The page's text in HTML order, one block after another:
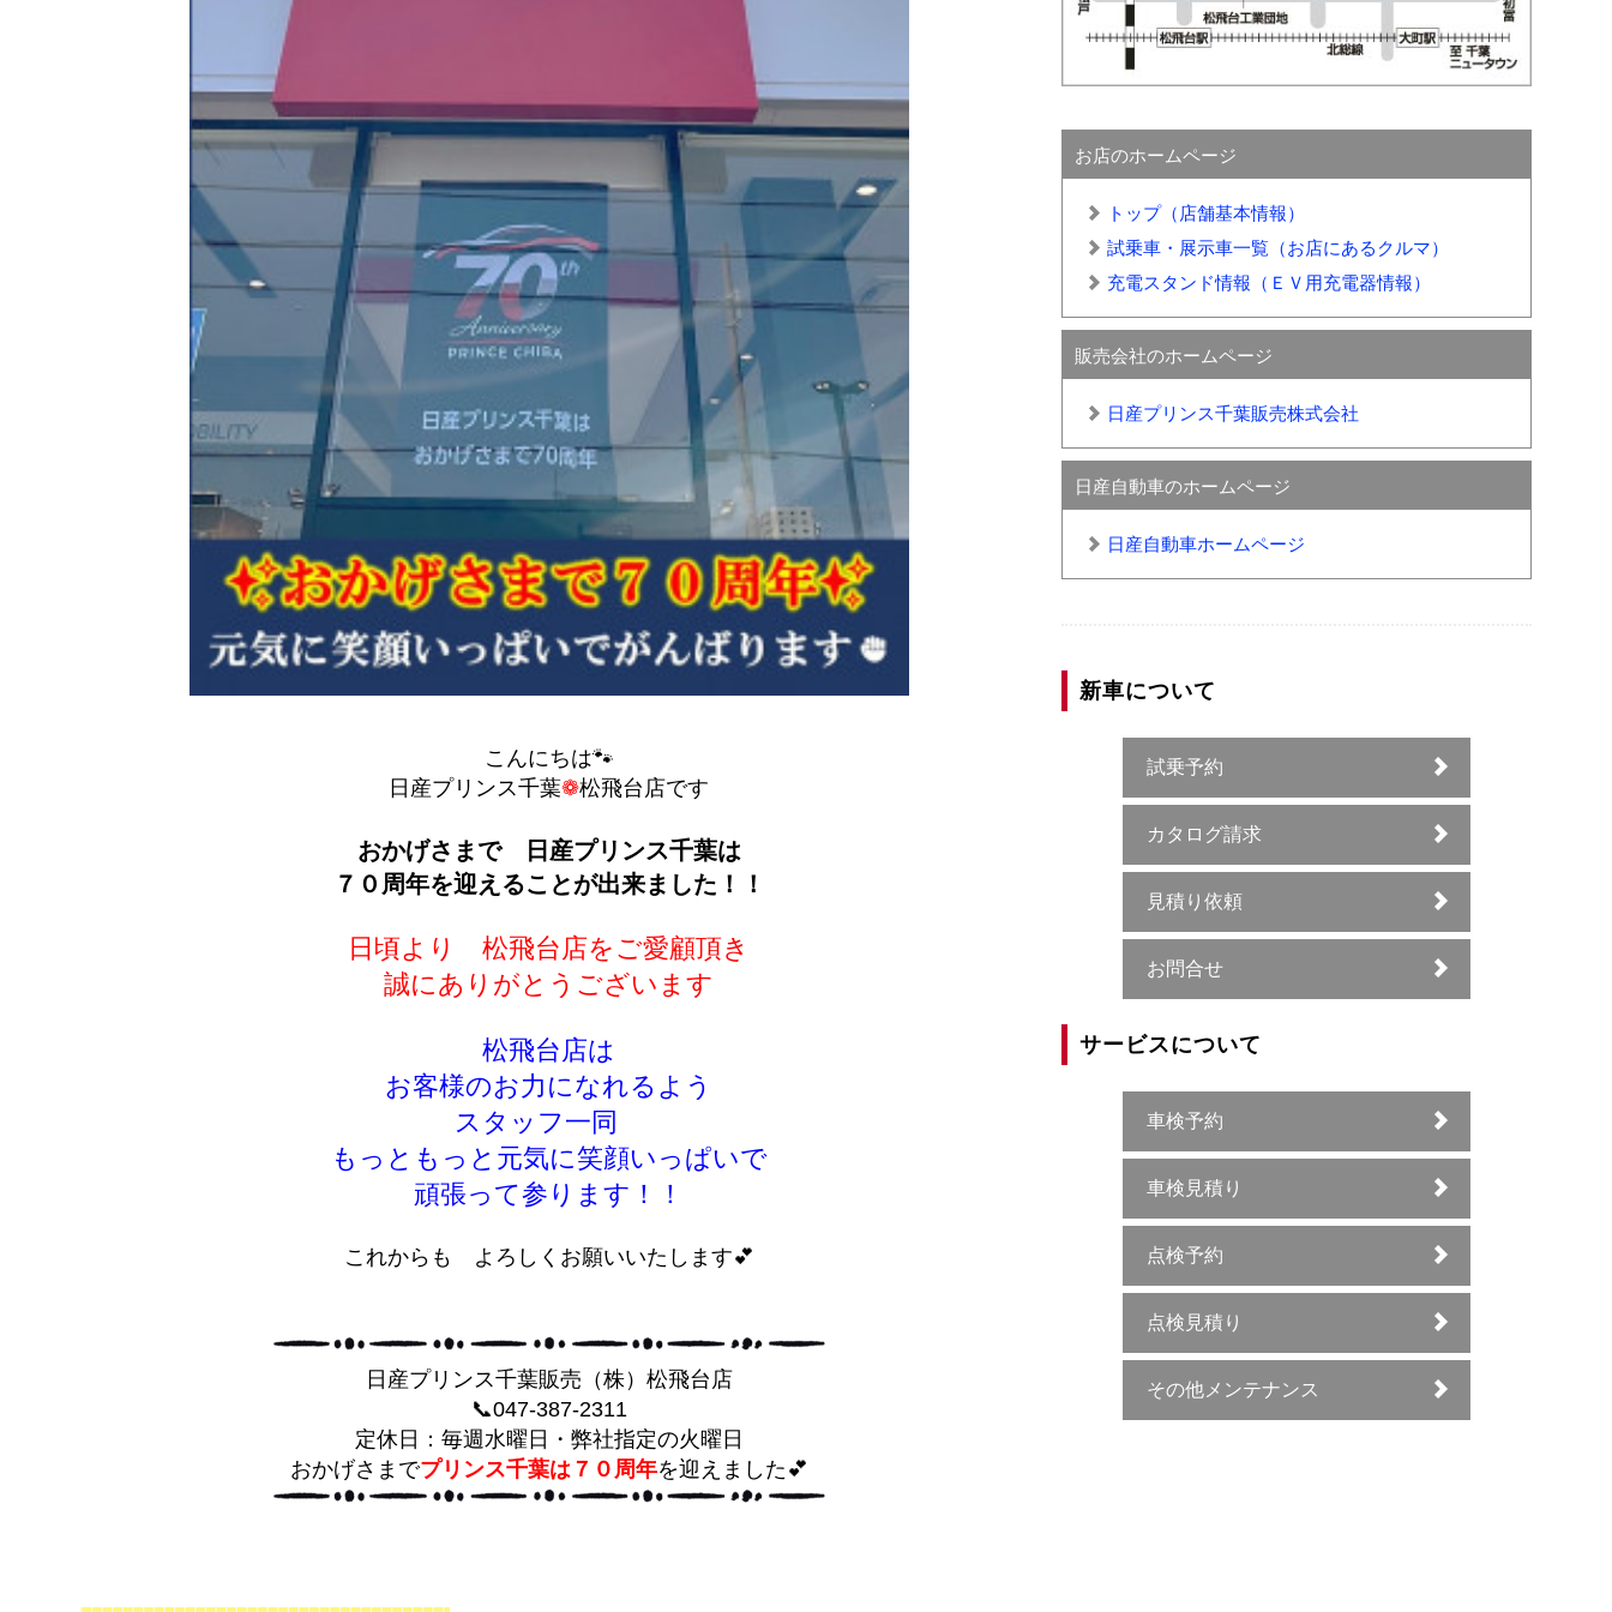
こんにちは🐾
日産プリンス千葉❁松飛台店です
おかげさまで 日産プリンス千葉は
７０周年を迎えることが出来ました！！
日頃より 松飛台店をご愛顧頂き
誠にありがとうございます
松飛台店は
お客様のお力になれるよう
スタッフ一同
もっともっと元気に笑顔いっぱいで
頑張って参ります！！
これからも よろしくお願いいたします💕
日産プリンス千葉販売（株）松飛台店
📞047-387-2311
定休日：毎週水曜日・弊社指定の火曜日
おかげさまでプリンス千葉は７０周年を迎えました💕
お店のホームページ
トップ（店舗基本情報）
試乗車・展示車一覧（お店にあるクルマ）
充電スタンド情報（ＥＶ用充電器情報）
販売会社のホームページ
日産プリンス千葉販売株式会社
日産自動車のホームページ
日産自動車ホームページ
新車について
試乗予約
カタログ請求
見積り依頼
お問合せ
サービスについて
車検予約
車検見積り
点検予約
点検見積り
その他メンテナンス